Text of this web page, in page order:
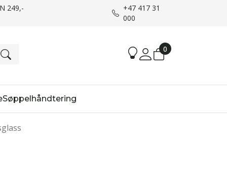
249,-
+47 417 31
000
0
Søppelhåndtering